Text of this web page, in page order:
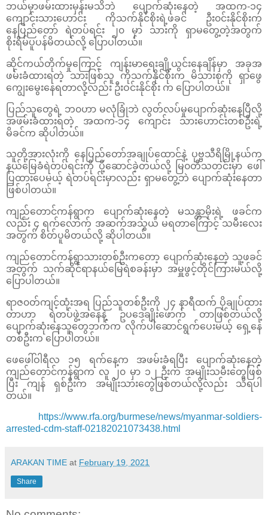
ဘယ်မှာဖမ်းထားမှန်းမသိဘဲ ပျောက်ဆုံးနေတဲ့ အထက-၁၄
ကျောင်းသားဟောင်း ကိုသက်နိုင်စိုးရဲ့ဖခင် ဦး၀င်းနိုင်စိုးက
နေပြည်တော် ရဲတပ်ရင်း ၂၀ မှာ သားကို ရှာမတွေ့တဲ့အတွက်
စိုးရိမ်ပူပန်မိတယ်လို့ ပြောပါတယ်။
ဆိုင်ကယ်တိုက်မှုကြောင့် ကျန်းမာရေးချို့ယွင်းနေချိန်မှာ အခုအ
ဖမ်းခံထားရတဲ့ သားဖြစ်သူ ကိုသက်နိုင်စိုးက မိသားစုကို ရှာဖွေ
ကျွေးမွေးနေရတာလို့လည်း ဦးဝင်းနိုင်စိုး က ပြောပါတယ်။
ပြည်သူတွေရဲ့ ဘ၀ဟာ မလုံခြုံဘဲ လွတ်လပ်မှုပျောက်ဆုံးနေပြီလို့
အဖမ်းခံထားရတဲ့ အထက-၁၄ ကျောင်း သားဟောင်းတစ်ဦးရဲ့
မိခင်က ဆိုပါတယ်။
သူတို့အားလုံးကို နေပြည်တော်အချုပ်ထောင်နဲ့ ပုဗ္ဗသီရိမြို့နယ်က
နယ်မြေခံရဲတပ်ရင်းကို ပို့ဆောင်ခဲ့တယ်လို့ မြ၀တီသတင်းမှာ ဖေါ်
ပြထားပေမယ့် ရဲတပ်ရင်းမှာလည်း ရှာမတွေ့ဘဲ ပျောက်ဆုံးနေတာ
ဖြစ်ပါတယ်။
ကျည်တောင်ကန်ရွာက ပျောက်ဆုံးနေတဲ့ မသန္တာမိုးရဲ့ ဖခင်က
လည်း ၄ ရက်လောက် အဆက်အသွယ် မရတာကြောင့် သမီးလေး
အတွက် စိတ်ပူမိတယ်လို့ ဆိုပါတယ်။
ကျည်တောင်ကန်ရွာသားတစ်ဦးကတော့ ပျောက်ဆုံး‌နေတဲ့ သူ့ဖခင်
အတွက် သက်ဆိုင်ရာနယ်မြေရဲစခန်းမှာ အမှူဖွင့်တိုင်ကြားမယ်လို့
ပြောပါတယ်။
ရာဇ၀တ်ကျင့်ထုံးအရ ပြည်သူတစ်ဦးကို ၂၄ နာရီထက် ပိုချုပ်ထား
တာဟာ ရဲတပ်ဖွဲ့အနေနဲ့ ဥပဒေချိုးဖောက် တာဖြစ်တယ်လို့
ပျောက်ဆုံးနေသူတွေဘက်က လိုက်ပါဆောင်ရွက်ပေးမယ့် ရှေ့နေ
တစ်ဦးက ပြောပါတယ်။
ဖေဖေါ်ဝါရီလ ၁၅ ရက်နေ့က အဖမ်းခံရပြီး ပျောက်ဆုံးနေတဲ့
ကျည်တောင်ကန်ရွာက လူ ၂၀ မှာ ၁၂ ဦးက အမျိုးသမီးတွေဖြစ်
ပြီး ကျန် ရှစ်ဦးက အမျိုးသားတွေဖြစ်တယ်လို့လည်း သိရပါ
တယ်။
https://www.rfa.org/burmese/news/myanmar-soldiers-
arrested-cdm-staff-02182021073438.html
ARAKAN TIME at February 19, 2021
Share